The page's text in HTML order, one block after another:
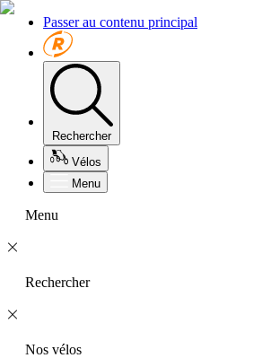
Passer au contenu principal
Rechercher
Vélos
Menu
Menu
Rechercher
Nos vélos